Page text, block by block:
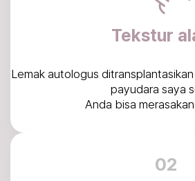
Tekstur
Lemak autologus
payudara saya
Anda bisa
02